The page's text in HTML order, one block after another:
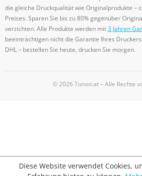
die gleiche Druckqualität wie Originalprodukte –
Preises. Sparen Sie bis zu 80% gegenüber
verzichten. Alle Produkte werden mit3 Jahren
beeinträchtigen nicht die Garantie Ihres
DHL – bestellen Sie heute, drucken Sie morgen.
© 2026 Tonoo.at – Alle Rechte
Diese Website verwendet Cookies,